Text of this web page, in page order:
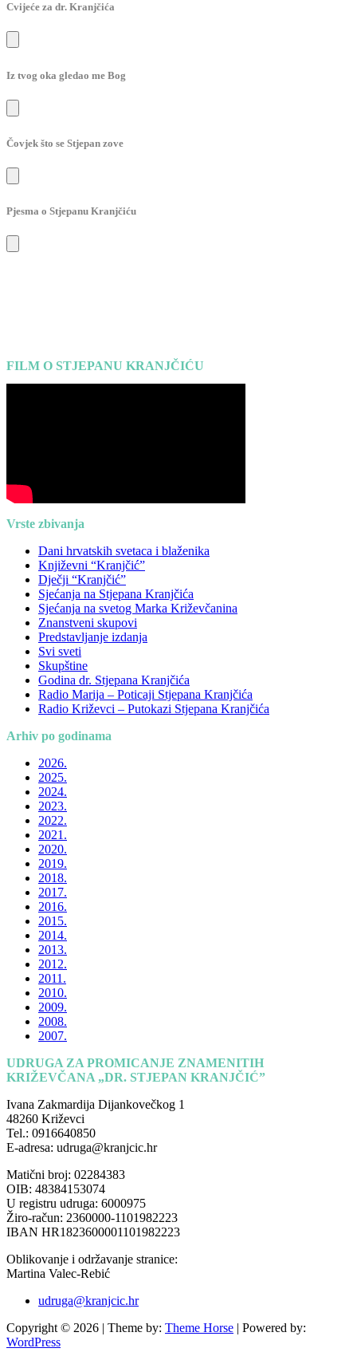
Cvijeće za dr. Kranjčića
Iz tvog oka gledao me Bog
Čovjek što se Stjepan zove
Pjesma o Stjepanu Kranjčiću
FILM O STJEPANU KRANJČIĆU
Vrste zbivanja
Dani hrvatskih svetaca i blaženika
Književni “Kranjčić”
Dječji “Kranjčić”
Sjećanja na Stjepana Kranjčića
Sjećanja na svetog Marka Križevčanina
Znanstveni skupovi
Predstavljanje izdanja
Svi sveti
Skupštine
Godina dr. Stjepana Kranjčića
Radio Marija – Poticaji Stjepana Kranjčića
Radio Križevci – Putokazi Stjepana Kranjčića
Arhiv po godinama
2026.
2025.
2024.
2023.
2022.
2021.
2020.
2019.
2018.
2017.
2016.
2015.
2014.
2013.
2012.
2011.
2010.
2009.
2008.
2007.
UDRUGA ZA PROMICANJE ZNAMENITIH
KRIŽEVČANA „DR. STJEPAN KRANJČIĆ”
Ivana Zakmardija Dijankovečkog 1
48260 Križevci
Tel.: 0916640850
E-adresa: udruga@kranjcic.hr
Matični broj: 02284383
OIB: 48384153074
U registru udruga: 6000975
Žiro-račun: 2360000-1101982223
IBAN HR1823600001101982223
Oblikovanje i održavanje stranice:
Martina Valec-Rebić
udruga@kranjcic.hr
Copyright © 2026 | Theme by: Theme Horse | Powered by:
WordPress